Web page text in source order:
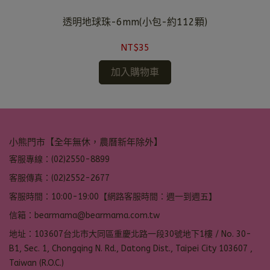
透明地球珠-6mm(小包-約112顆)
NT$35
加入購物車
小熊門市【全年無休，農曆新年除外】
客服專線：(02)2550-8899
客服傳真：(02)2552-2677
客服時間：10:00-19:00【網路客服時間：週一到週五】
信箱：bearmama@bearmama.com.tw
地址：103607台北市大同區重慶北路一段30號地下1樓 / No. 30-
B1, Sec. 1, Chongqing N. Rd., Datong Dist., Taipei City 103607 ,
Taiwan (R.O.C.)